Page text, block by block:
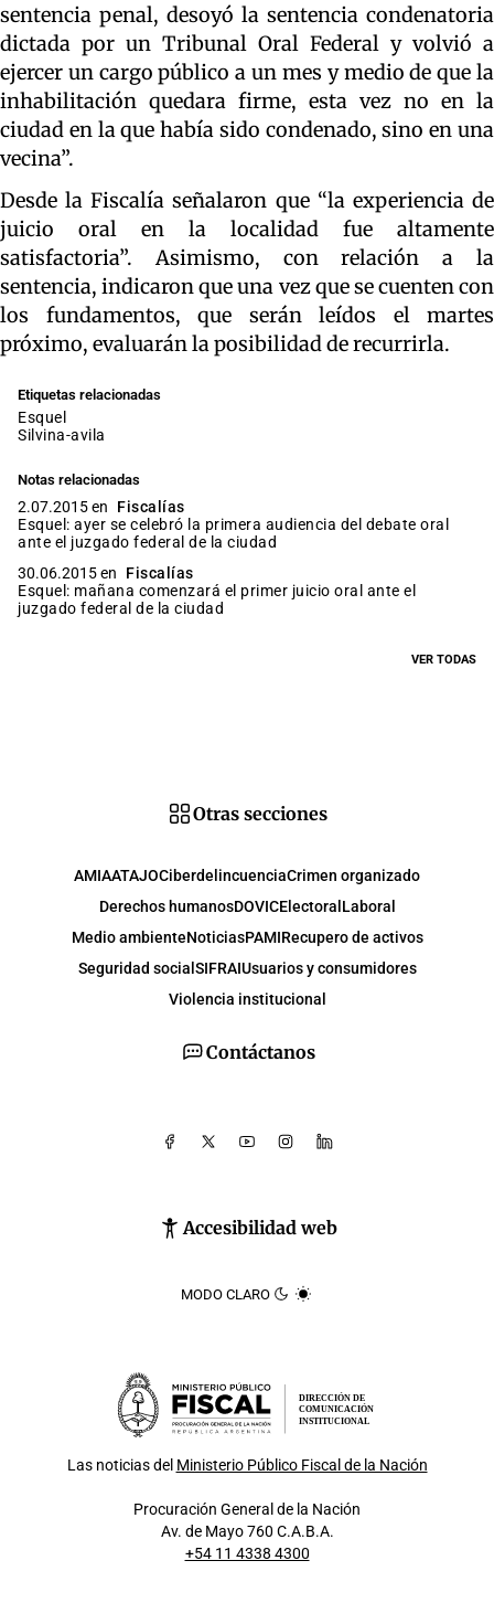
sentencia penal, desoyó la sentencia condenatoria
dictada por un Tribunal Oral Federal y volvió a
ejercer un cargo público a un mes y medio de que la
inhabilitación quedara firme, esta vez no en la
ciudad en la que había sido condenado, sino en una
vecina”.
Desde la Fiscalía señalaron que “la experiencia de
juicio oral en la localidad fue altamente
satisfactoria”. Asimismo, con relación a la
sentencia, indicaron que una vez que se cuenten con
los fundamentos, que serán leídos el martes
próximo, evaluarán la posibilidad de recurrirla.
Etiquetas relacionadas
esquel
silvina-avila
Notas relacionadas
2.07.2015 en
Fiscalías
Esquel: ayer se celebró la primera audiencia del debate oral
ante el juzgado federal de la ciudad
30.06.2015 en
Fiscalías
Esquel: mañana comenzará el primer juicio oral ante el
juzgado federal de la ciudad
VER TODAS
Contáctanos
Accesibilidad web
MODO CLARO
Otras secciones
AMIAATAJOCiberdelincuenciaCrimen organizado
Derechos humanosDOVICElectoral Laboral
Medio ambienteNoticiasPAMIRecupero de activos
Seguridad social SIFRAIUsuarios y consumidores
Violencia institucional
DIRECCIÓN DE
COMUNICACIÓN
INSTITUCIONAL
Las noticias del Ministerio Público Fiscal de la Nación
Procuración General de la Nación
Av. de Mayo 760 C.A.B.A.
+54 11 4338 4300